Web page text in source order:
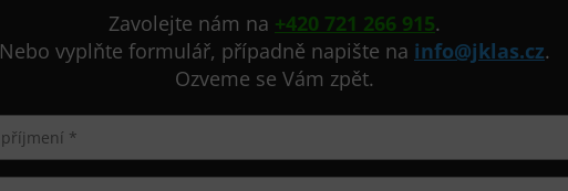
Zavolejte nám na +420 721 266 915.
Nebo vyplňte formulář, případně napište na info@jklas.cz.
Ozveme se Vám zpět.